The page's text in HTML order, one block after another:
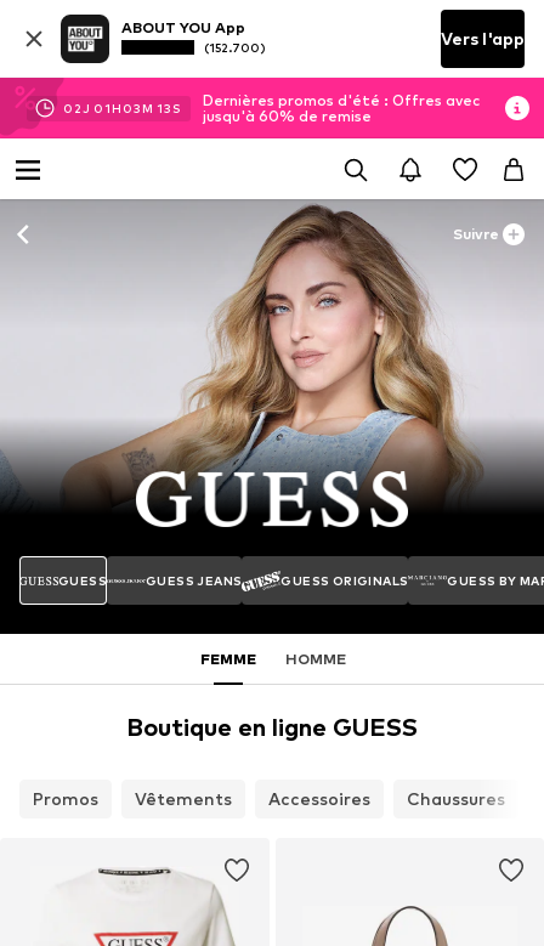
ABOUT YOU App
(152.700) Vers l'app
02J 01H 03M 11 S
Dernières promos d'été : Offres avec
jusqu'à 60% de remise
Suivre
GUESS GUESS JEANS GUESS ORIGINALS GUESS BY
FEMME HOMME
Boutique en ligne GUESS
Promos Vêtements Accessoires Chaussures